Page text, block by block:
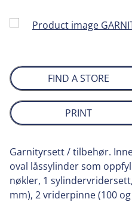
FIND A STORE
PRINT
Garnityrsett / tilbehør.
oval låssylinder som
nøkler, 1
mm), 2 vriderpinne (100